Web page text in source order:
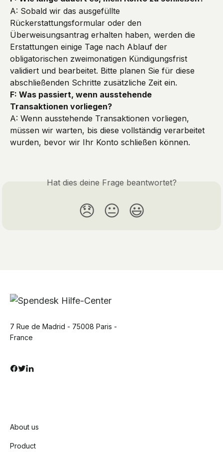
A: Sobald wir das ausgefüllte
Rückerstattungsformular oder den
Überweisungsantrag erhalten haben, werden die
Erstattungen einige Tage nach Ablauf der
obligatorischen zweimonatigen Kündigungsfrist
validiert und bearbeitet. Bitte planen Sie für diese
abschließenden Schritte zusätzliche Zeit ein.
F: Was passiert, wenn ausstehende
Transaktionen vorliegen?
A: Wenn ausstehende Transaktionen vorliegen,
müssen wir warten, bis diese vollständig verarbeitet
wurden, bevor wir Ihr Konto schließen können.
Hat dies deine Frage beantwortet?
😞 😐 😃
7 Rue de Madrid - 75008 Paris -
France
About us
Product